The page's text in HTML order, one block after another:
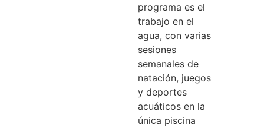
programa es el
trabajo en el
agua, con varias
sesiones
semanales de
natación, juegos
y deportes
acuáticos en la
única piscina